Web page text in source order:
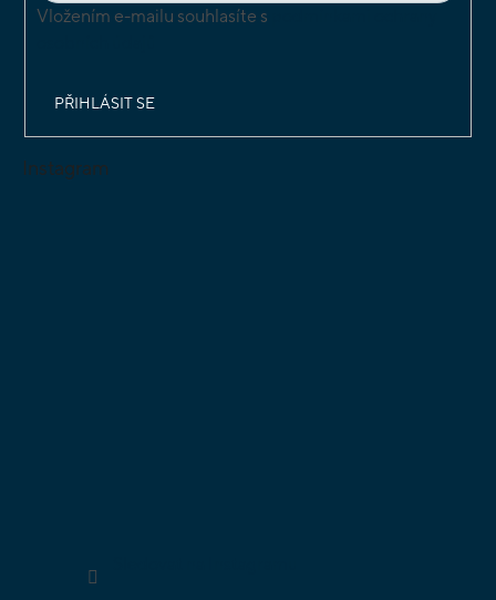
Vložením e-mailu souhlasíte s
PŘIHLÁSIT SE
Instagram